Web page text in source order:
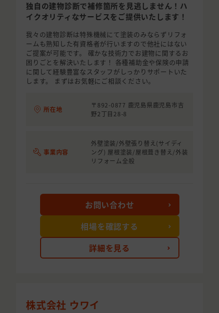
独自の建物診断で補修箇所を見逃しません！ハ
イクオリティなサービスをご提供いたします！
我々の建物診断は特殊機械にて塗装のみならずリフォ
ームも熟知した有資格者が行いますので他社にはない
ご提案が可能です。 確かな技術力でお建物に関するお
困りごとを解決いたします！ 各種補助金や保険の申請
に関して経験豊富なスタッフがしっかりサポートいた
します。 まずはお気軽にご相談ください。
所在地
〒892-0877 鹿児島県鹿児島市吉
野2丁目28-8
事業内容
外壁塗装/外壁張り替え(サイディ
ング) 屋根塗装/屋根葺き替え/外装
リフォーム全般
詳細を見る
お問い合わせ
相場を確認する
株式会社 ウワイ